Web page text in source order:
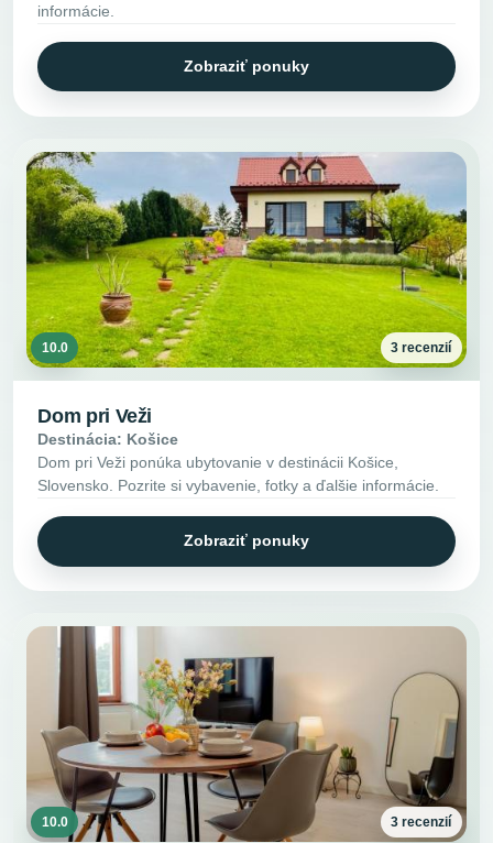
informácie.
Zobraziť ponuky
10.0 3 recenzií
Dom pri Veži
Destinácia: Košice
Dom pri Veži ponúka ubytovanie v destinácii Košice,
Slovensko. Pozrite si vybavenie, fotky a ďalšie informácie.
Zobraziť ponuky
10.0 3 recenzií